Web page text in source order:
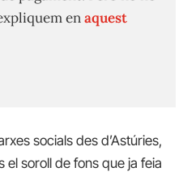
enaquest
socials des d’Astúries,
soroll de fons que ja feia